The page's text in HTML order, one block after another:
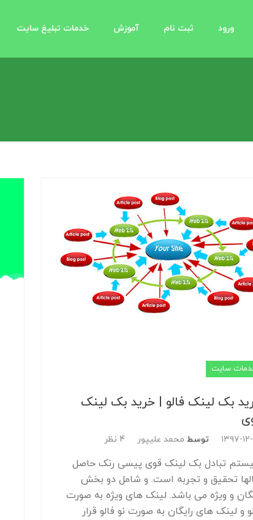
ورود ثبت نام آموزش خدمات تبلیغ سایت
سایت
بک لینک فالو | خرید بک لینک
۱۲-۲۹ توسط محمد علیپور 4 نظر
تبادل بک لینک قوی پیسی رنک حاصل
تحقیق و تجربه است. و شامل دو بخش
و ویژه می باشد. لینک های ویژه به صورت
و لینک های رایگان به صورت نو فالو قرار